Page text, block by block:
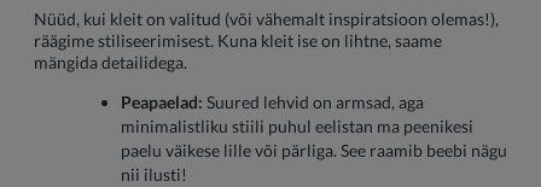
Nüüd, kui kleit on valitud (või vähemalt inspiratsioon olemas!),
räägime stiliseerimisest. Kuna kleit ise on lihtne, saame
mängida detailidega.
Peapaelad: Suured lehvid on armsad, aga
minimalistliku stiili puhul eelistan ma peenikesi
paelu väikese lille või pärliga. See raamib beebi nägu
nii ilusti!